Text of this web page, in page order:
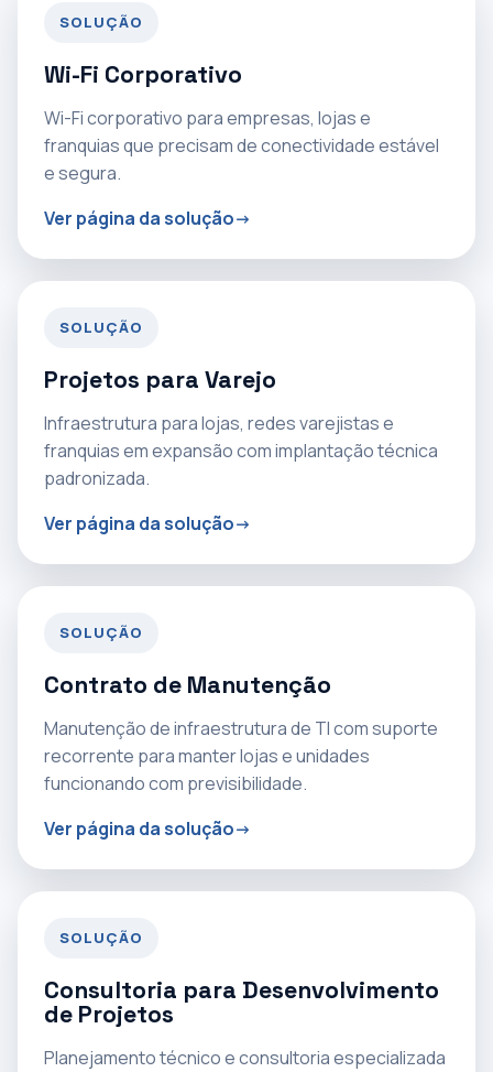
SOLUÇÃO
Wi-Fi Corporativo
Wi-Fi corporativo para empresas, lojas e
franquias que precisam de conectividade estável
e segura.
Ver página da solução
SOLUÇÃO
Projetos para Varejo
Infraestrutura para lojas, redes varejistas e
franquias em expansão com implantação técnica
padronizada.
Ver página da solução
SOLUÇÃO
Contrato de Manutenção
Manutenção de infraestrutura de TI com suporte
recorrente para manter lojas e unidades
funcionando com previsibilidade.
Ver página da solução
SOLUÇÃO
Consultoria para Desenvolvimento
de Projetos
Planejamento técnico e consultoria especializada